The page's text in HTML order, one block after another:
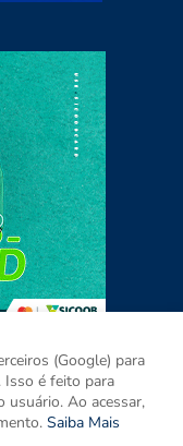
Mídia Kit
(Google) para
Isso é feito para
usuário. Ao acessar,
Saiba Mais